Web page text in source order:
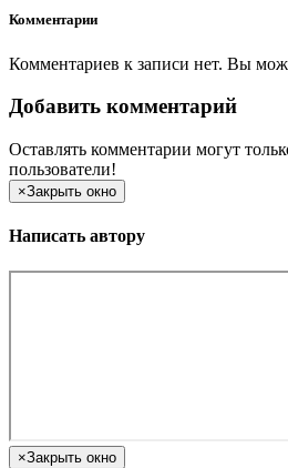
Комментарии
Комментариев к записи нет. Вы
Добавить комментарий
Оставлять комментарии могут
пользователи!
×Закрыть окно
Написать автору
×Закрыть окно